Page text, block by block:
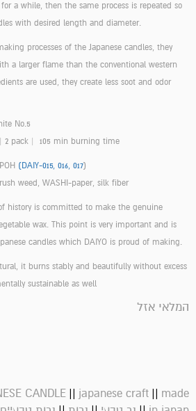
a while, then the same process is repeated so
with desired length and diameter.
processes of the Japanese candles, they
a larger flame than the conventional western
are used, they create less soot and odor
No.5
2 pack | 105 min burning time
(DAIY-015, 016, 017)
weed, WASHI-paper, silk fiber
history is committed to make the genuine
wax. This point is very important and is
candles which DAIYO is proud of making.
it burns stably and beautifully without excess
sustainable as well
המלאי אזל
CANDLE || japanese craft || made